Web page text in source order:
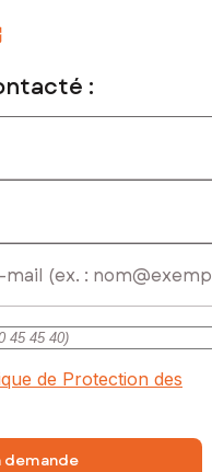
:
de Protection des
demande